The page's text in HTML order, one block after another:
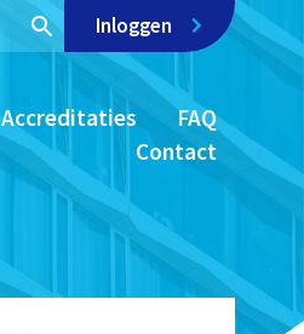
Inloggen
Accreditaties
FAQ
Contact